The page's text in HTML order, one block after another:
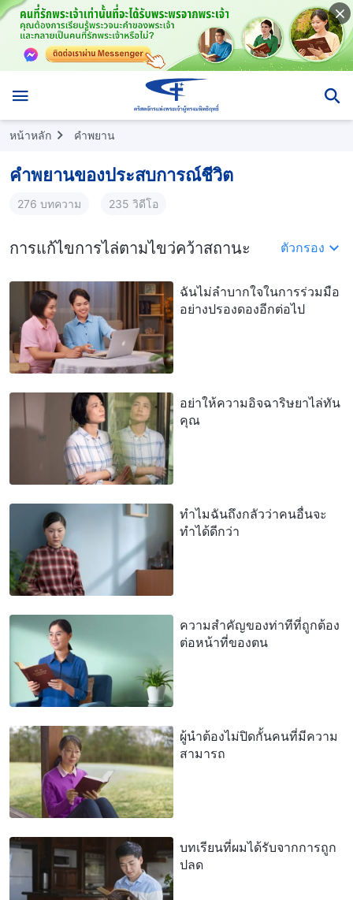
หน้าหลัก คำพยาน
คำพยานของประสบการณ์ชีวิต
276 บทความ 235 วิดีโอ
การแก้ไขการไล่ตามไขว่คว้าสถานะ ตัวกรอง
ฉันไม่ลำบากใจในการร่วมมือ
อย่างปรองดองอีกต่อไป
อย่าให้ความอิจฉาริษยาไล่ทัน
คุณ
ทำไมฉันถึงกลัวว่าคนอื่นจะ
ทำได้ดีกว่า
ความสำคัญของท่าทีที่ถูกต้อง
ต่อหน้าที่ของตน
ผู้นำต้องไม่ปิดกั้นคนที่มีความ
สามารถ
บทเรียนที่ผมได้รับจากการถูก
ปลด